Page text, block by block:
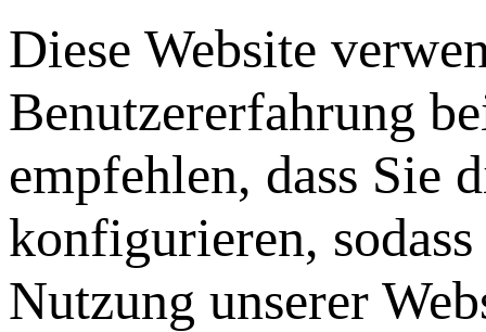
Diese Website
Benutzererfahrung
empfehlen, dass Sie
konfigurieren,
Nutzung unserer